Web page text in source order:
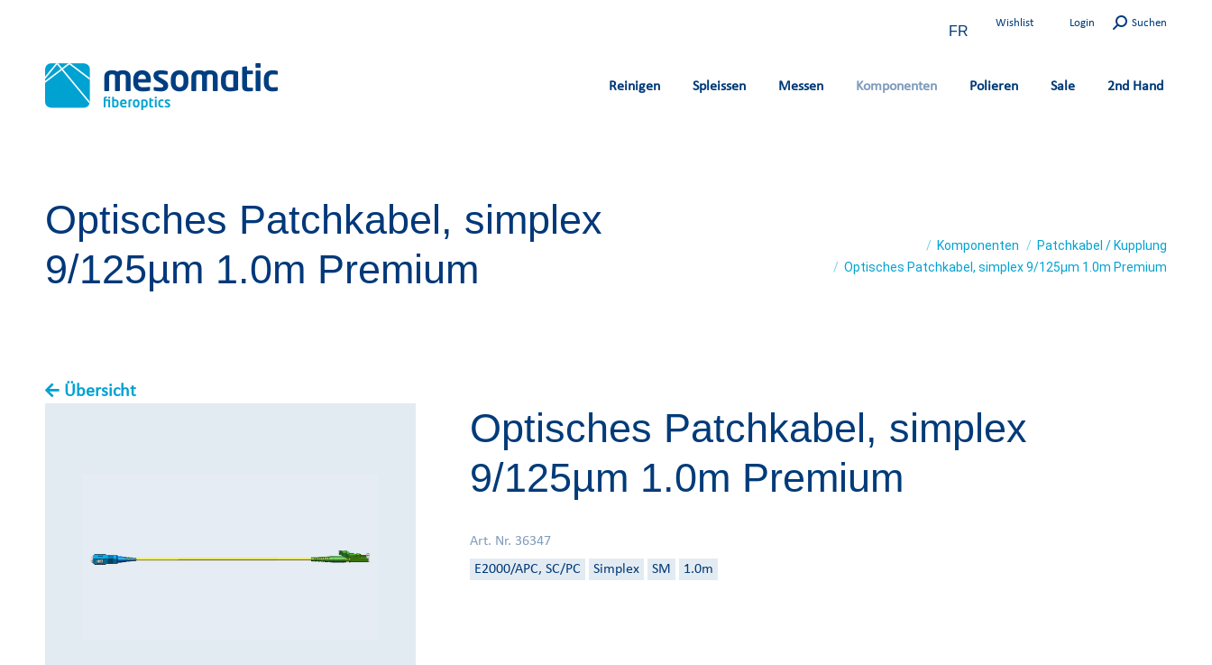
FR
Wishlist Login Search:Suchen
Reinigen Spleissen Messen Komponenten Polieren Sale 2nd Hand
Optisches Patchkabel, simplex
9/125µm 1.0m Premium
Komponenten
Patchkabel / Kupplung
Optisches Patchkabel, simplex 9/125µm 1.0m Premium
Übersicht
Optisches Patchkabel, simplex
9/125µm 1.0m Premium
Art. Nr. 36347
E2000/APC, SC/PC
Simplex SM 1.0m